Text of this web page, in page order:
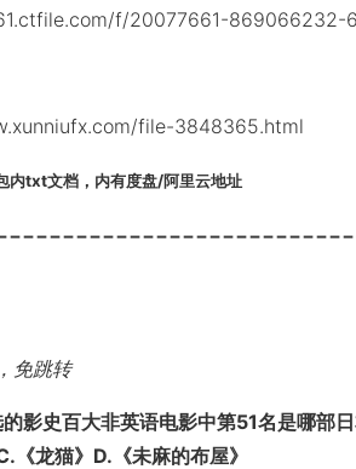
f/20077661-869066232-
file-3848365.html
内txt文档，内有度盘/阿里云地址
免跳转
影史百大非英语电影中第51名是哪部
龙猫》D.《未麻的布屋》